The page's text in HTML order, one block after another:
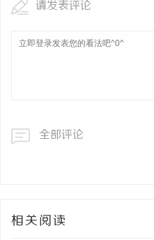
请发表评论
全部评论
相关阅读